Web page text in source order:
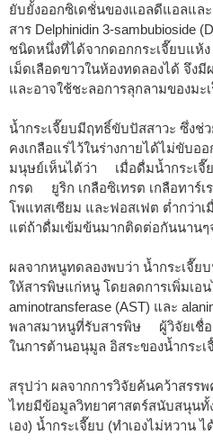
ยับยั้งออกซิเดชั่นของแอลดีแอลแล
สาร Delphinidin 3-sambubioside
ชนิดหนึ่งที่ได้จากดอกกระเจี๊ยบแห้ง
เม็ดเลือดขาวในห้องทดลองได้ จึงมี
และอาจใช้ชะลอการลุกลามของมะ
น้ำกระเจี๊ยบมีฤทธิ์ขับปัสสาวะ ซึ่งช่
คงเกลือแร่ไว้ในร่างกายได้ไม่ขับอ
มนุษย์เห็นได้ว่า เมื่อดื่มน้ำกระเจี๊
กรด ยูริก เกลือซิเทรต เกลือทาร์เ
โพแทสเซียม และฟอสเฟต ต่ำกว่า
แต่ถ้าดื่มเข้มข้นมากติดต่อกันนานๆ
ผลจากหนูทดลองพบว่า น้ำกระเจี๊ย
ให้สารพิษแก่หนู โดยลดการเพิ่มเอน
aminotransferase (AST) และ
พลาสมาหนูที่รับสารพิษ ผู้วิจัยเชื่อ
ในการต้านอนุมูล อิสระของน้ำกระเ
สรุปว่า ผลจากการวิจัยค้นคว้าสรร
ไทยมีข้อมูลวิทยาศาสตร์สนับสนุนทั้
เอง) น้ำกระเจี๊ยบ (ทำเองไม่หวาน